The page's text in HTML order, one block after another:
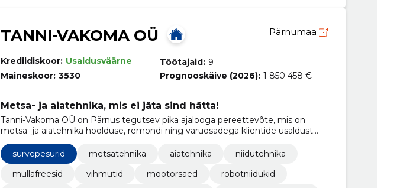
TANNI-VAKOMA OÜ Pärnumaa
Krediidiskoor: Usaldusväärne
Maineskoor: 3530
Töötajaid: 9
Prognooskäive (2026): 1 850 458 €
Metsa- ja aiatehnika, mis ei jäta sind hätta!
Tanni-Vakoma OÜ on Pärnus tegutsev pika ajalooga pereettevõte, mis on
metsa- ja aiatehnika hoolduse, remondi ning varuosadega klientide usaldust
teeninud alates 1992. aastast.
survepesurid
metsatehnika aiatehnika
niidutehnika
mullafreesid
vihmutid mootorsaed
robotniidukid